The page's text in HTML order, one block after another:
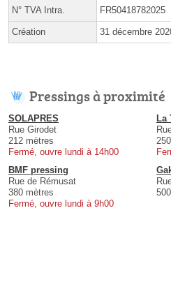
N° TVA Intra. FR50418782025
Création 31 décembre
Pressings à proximité
SOLAPRES
Rue Girodet
212 mètres
Fermé, ouvre lundi à 14h00
La
BMF pressing
Rue de Rémusat
380 mètres
Fermé, ouvre lundi à 9h00